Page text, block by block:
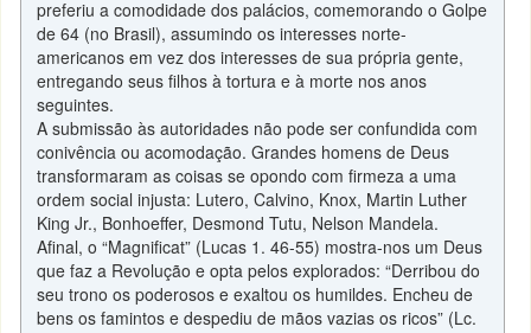
preferiu a comodidade dos palácios, comemorando o Golpe
de 64 (no Brasil), assumindo os interesses norte-
americanos em vez dos interesses de sua própria gente,
entregando seus filhos à tortura e à morte nos anos
seguintes.
A submissão às autoridades não pode ser confundida com
conivência ou acomodação. Grandes homens de Deus
transformaram as coisas se opondo com firmeza a uma
ordem social injusta: Lutero, Calvino, Knox, Martin Luther
King Jr., Bonhoeffer, Desmond Tutu, Nelson Mandela.
Afinal, o “Magnificat” (Lucas 1. 46-55) mostra-nos um Deus
que faz a Revolução e opta pelos explorados: “Derribou do
seu trono os poderosos e exaltou os humildes. Encheu de
bens os famintos e despediu de mãos vazias os ricos” (Lc.